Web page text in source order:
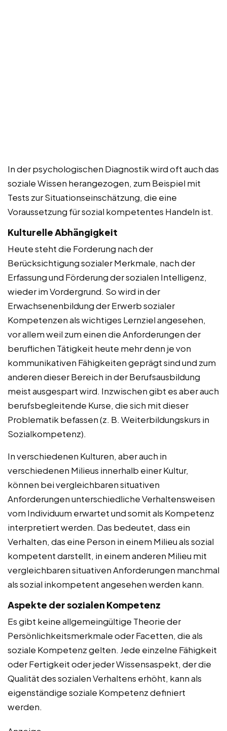
In der psychologischen Diagnostik wird oft auch das
soziale Wissen herangezogen, zum Beispiel mit
Tests zur Situationseinschätzung, die eine
Voraussetzung für sozial kompetentes Handeln ist.
Kulturelle Abhängigkeit
Heute steht die Forderung nach der
Berücksichtigung sozialer Merkmale, nach der
Erfassung und Förderung der sozialen Intelligenz,
wieder im Vordergrund. So wird in der
Erwachsenenbildung der Erwerb sozialer
Kompetenzen als wichtiges Lernziel angesehen,
vor allem weil zum einen die Anforderungen der
beruflichen Tätigkeit heute mehr denn je von
kommunikativen Fähigkeiten geprägt sind und zum
anderen dieser Bereich in der Berufsausbildung
meist ausgespart wird. Inzwischen gibt es aber auch
berufsbegleitende Kurse, die sich mit dieser
Problematik befassen (z. B. Weiterbildungskurs in
Sozialkompetenz).
In verschiedenen Kulturen, aber auch in
verschiedenen Milieus innerhalb einer Kultur,
können bei vergleichbaren situativen
Anforderungen unterschiedliche Verhaltensweisen
vom Individuum erwartet und somit als Kompetenz
interpretiert werden. Das bedeutet, dass ein
Verhalten, das eine Person in einem Milieu als sozial
kompetent darstellt, in einem anderen Milieu mit
vergleichbaren situativen Anforderungen manchmal
als sozial inkompetent angesehen werden kann.
Aspekte der sozialen Kompetenz
Es gibt keine allgemeingültige Theorie der
Persönlichkeitsmerkmale oder Facetten, die als
soziale Kompetenz gelten. Jede einzelne Fähigkeit
oder Fertigkeit oder jeder Wissensaspekt, der die
Qualität des sozialen Verhaltens erhöht, kann als
eigenständige soziale Kompetenz definiert
werden.